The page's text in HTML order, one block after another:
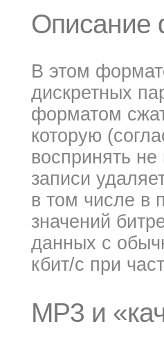
Описание
В этом
дискретных
форматом
которую
воспринять
записи
в том числе в
значений
данных с
кбит/c при
MP3 и